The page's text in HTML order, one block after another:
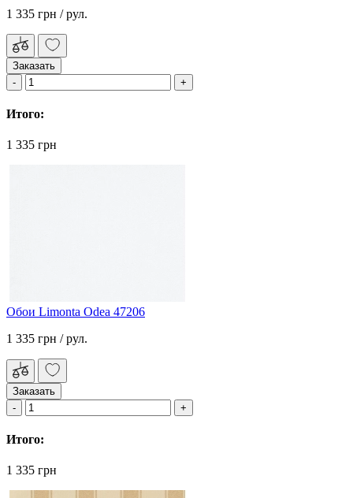
1 335 грн / рул.
Заказать
Итого:
1 335 грн
Обои Limonta Odea 47206
1 335 грн / рул.
Заказать
Итого:
1 335 грн